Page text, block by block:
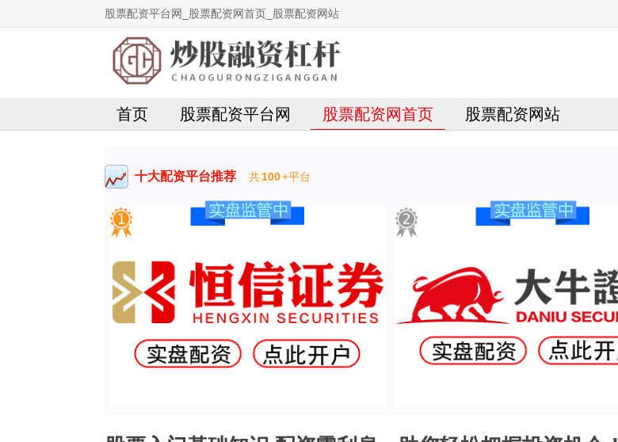
股票配资平台网_股票配资网首页_股票配资网站
首页 股票配资平台网 股票配资网首页 股票配资网站
十大配资平台推荐 共100+平台